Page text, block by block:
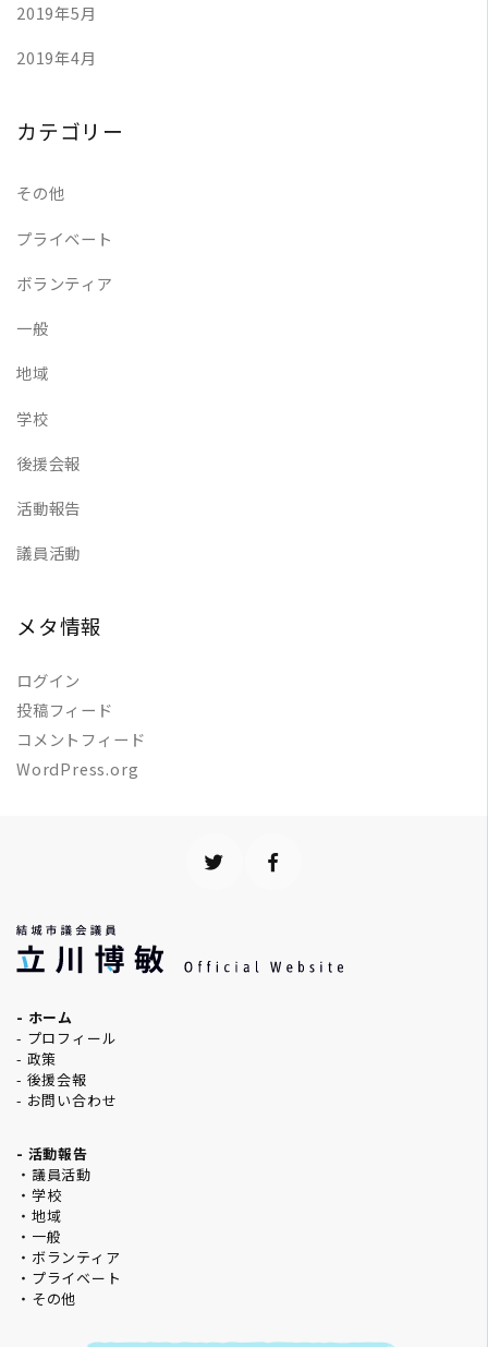
2019年5月
2019年4月
カテゴリー
その他
プライベート
ボランティア
一般
地域
学校
後援会報
活動報告
議員活動
メタ情報
ログイン
投稿フィード
コメントフィード
WordPress.org
- ホーム
- プロフィール
- 政策
- 後援会報
- お問い合わせ
- 活動報告
・議員活動
・学校
・地域
・一般
・ボランティア
・プライベート
・その他